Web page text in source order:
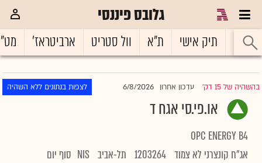
גלובס פיננסי
ראשי תיק אישי ת"א וול סטריט ארביטראז'
בהשהיה של 15 דק' |עדכון אחרון 6/8/2026 לצפות בנתונים ללא השהיה
או.פי.סי אגח ד
OPC ENERGY B4
אג"ח קונצרני לא צמוד 1203264 תל-אביב NIS סוף יום